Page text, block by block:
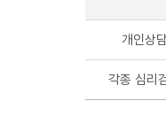
개인상담
각종 심리